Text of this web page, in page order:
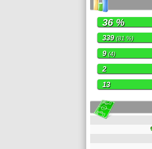
36 %
339(81 %)
9(4)
2
13